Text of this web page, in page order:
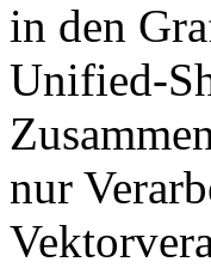
in den
Unified-
nur